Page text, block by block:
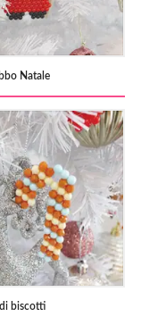
Natale
biscotti